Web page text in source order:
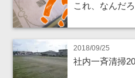
これ、なんだ
2018/09/25
社内一斉清掃